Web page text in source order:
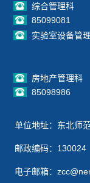
综合管理科
85099081
实验室设备管
房地产管理科
85098986
单位地址：东北师
邮政编码：130024
电子邮箱：